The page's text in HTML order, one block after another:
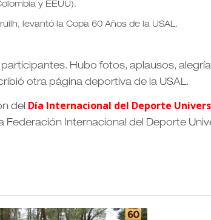
y EEUU).
levantó la Copa 60 Años de la USAL.
Hubo fotos, aplausos,
otra página deportiva de la USAL.
del Día Internacional del Deporte
Internacional del Deporte